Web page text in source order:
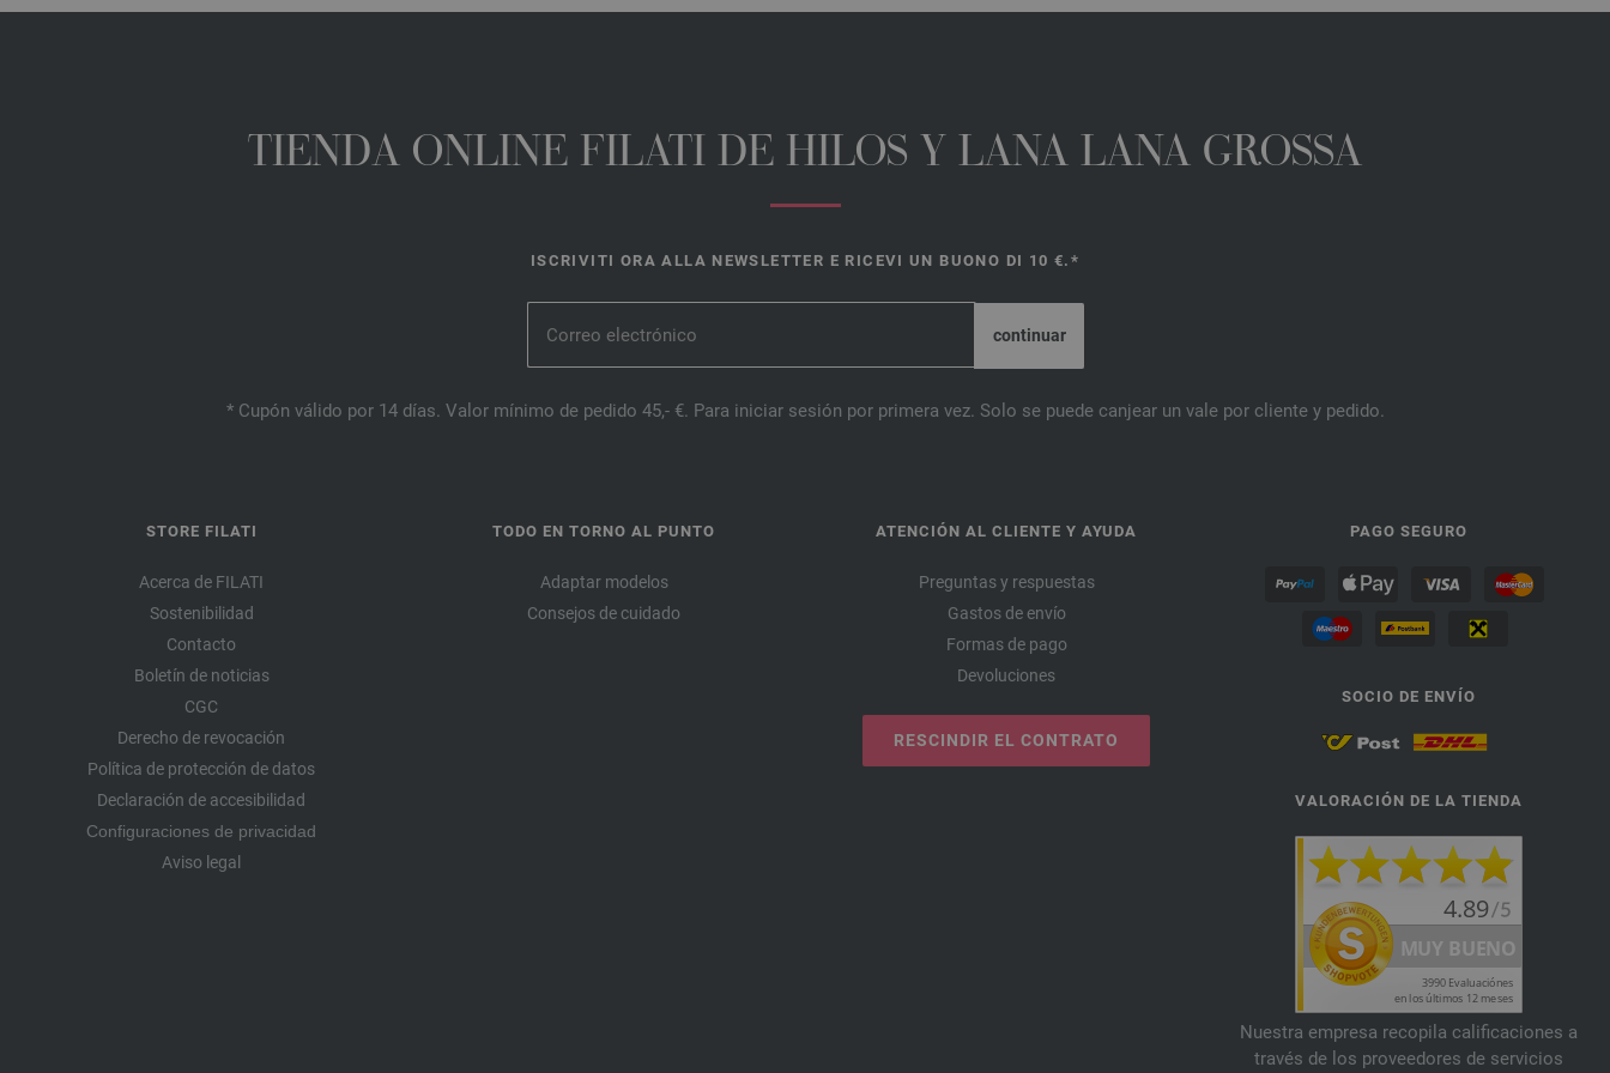
TIENDA ONLINE FILATI DE HILOS Y LANA LANA GROSSA
ISCRIVITI ORA ALLA NEWSLETTER E RICEVI UN BUONO DI 10 €.*
* Cupón válido por 14 días. Valor mínimo de pedido 45,- €. Para iniciar sesión por primera vez. Solo se puede canjear un vale por cliente y pedido.
STORE FILATI
Acerca de FILATI
Sostenibilidad
Contacto
Boletín de noticias
CGC
Derecho de revocación
Política de protección de datos
Declaración de accesibilidad
Configuraciones de privacidad
Aviso legal
TODO EN TORNO AL PUNTO
Adaptar modelos
Consejos de cuidado
ATENCIÓN AL CLIENTE Y AYUDA
Preguntas y respuestas
Gastos de envío
Formas de pago
Devoluciones
RESCINDIR EL CONTRATO
PAGO SEGURO
SOCIO DE ENVÍO
VALORACIÓN DE LA TIENDA
Nuestra empresa recopila calificaciones a
través de los proveedores de servicios